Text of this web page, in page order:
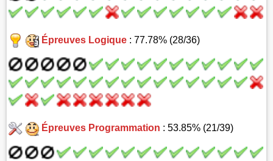
Épreuves Logique: 77.78% (28/36)
Épreuves Programmation : 53.85% (21/39)